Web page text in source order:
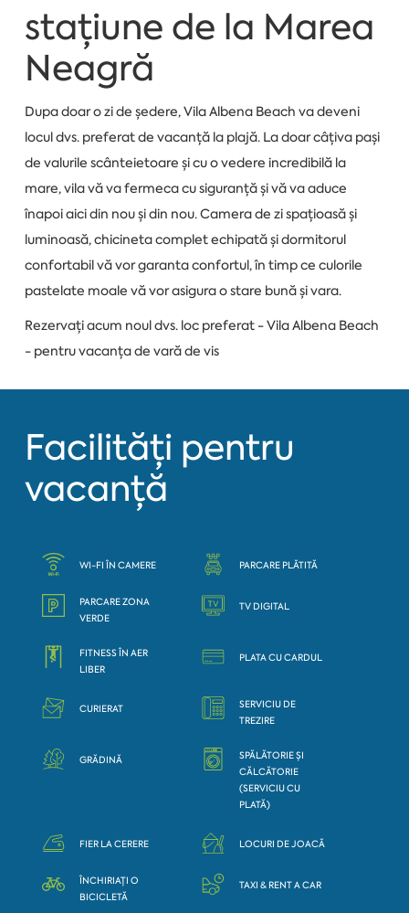
stațiune de la Marea
Neagră
Dupa doar o zi de ședere, Vila Albena Beach va deveni
locul dvs. preferat de vacanță la plajă. La doar câțiva pași
de valurile scânteietoare și cu o vedere incredibilă la
mare, vila vă va fermeca cu siguranță și vă va aduce
înapoi aici din nou și din nou. Camera de zi spațioasă și
luminoasă, chicineta complet echipată și dormitorul
confortabil vă vor garanta confortul, în timp ce culorile
pastelate moale vă vor asigura o stare bună și vara.
Rezervați acum noul dvs. loc preferat - Vila Albena Beach
- pentru vacanța de vară de vis
Facilități pentru
vacanță
WI-FI ÎN CAMERE PARCARE PLĂTITĂ
PARCARE ZONA
VERDE
TV DIGITAL
FITNESS ÎN AER
LIBER
PLATA CU CARDUL
CURIERAT
SERVICIU DE
TREZIRE
GRĂDINĂ
SPĂLĂTORIE ȘI
CĂLCĂTORIE
(SERVICIU CU
PLATĂ)
FIER LA CERERE LOCURI DE JOACĂ
ÎNCHIRIAȚI O
BICICLETĂ
TAXI & RENT A CAR